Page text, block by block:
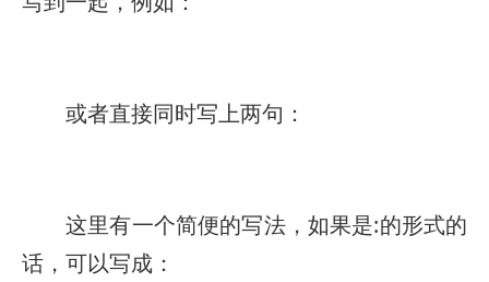
或者直接同时写上两句：
这里有一个简便的写法，如果是:的形式的
话，可以写成：